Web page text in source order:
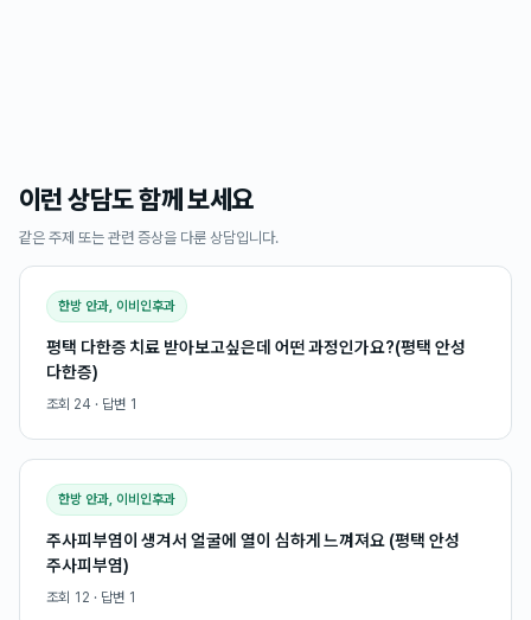
이런 상담도 함께 보세요
같은 주제 또는 관련 증상을 다룬 상담입니다.
한방 안과, 이비인후과
평택 다한증 치료 받아보고싶은데 어떤 과정인가요?(평택 안성
다한증)
조회 24 · 답변 1
한방 안과, 이비인후과
주사피부염이 생겨서 얼굴에 열이 심하게 느껴져요 (평택 안성
주사피부염)
조회 12 · 답변 1